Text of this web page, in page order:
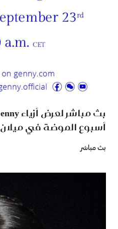
أسبوع الموضة في ميلان
بث مباشر